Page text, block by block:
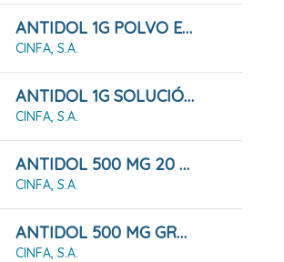
ANTIDOL 1G POLVO EFERVESCENTE
CINFA, S.A.
ANTIDOL 1G SOLUCIÓN ORAL
CINFA, S.A.
ANTIDOL 500 MG 20 COMPRIMIDOS RECUBIERTOS
CINFA, S.A.
ANTIDOL 500 MG GRANULADO
CINFA, S.A.